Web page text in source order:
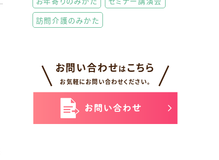
訪問介護のみかた
お問い合わせはこちら
お気軽にお問い合わせください。